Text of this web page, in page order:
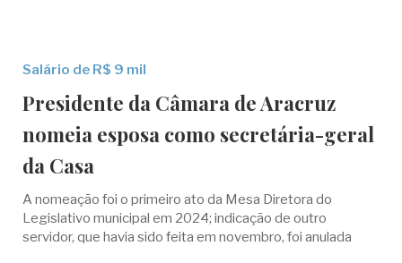
Salário de R$ 9 mil
Presidente da Câmara de Aracruz
nomeia esposa como secretária-geral
da Casa
A nomeação foi o primeiro ato da Mesa Diretora do
Legislativo municipal em 2024; indicação de outro
servidor, que havia sido feita em novembro, foi anulada